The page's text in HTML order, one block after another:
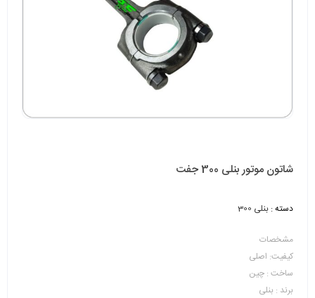
شاتون موتور بنلی 300 جفت
دسته : بنلی 300
مشخصات
کیفیت: اصلی
ساخت : چین
برند : بنلی